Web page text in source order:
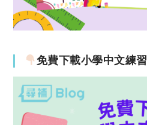
免費下載小學中文練習